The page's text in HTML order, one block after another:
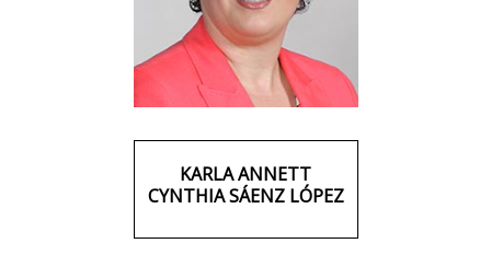
KARLA ANNETT
CYNTHIA SÁENZ LÓPEZ